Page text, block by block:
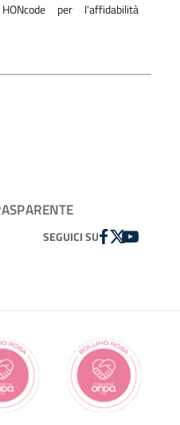
per l'affidabilità
SEGUICI SUFACEBOOK
TWITTER
YOUTUBE